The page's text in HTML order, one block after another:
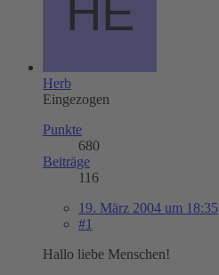
Herb
Eingezogen
Punkte
680
Beiträge
116
19. März 2004 um 18:35
#1
Hallo liebe Menschen!